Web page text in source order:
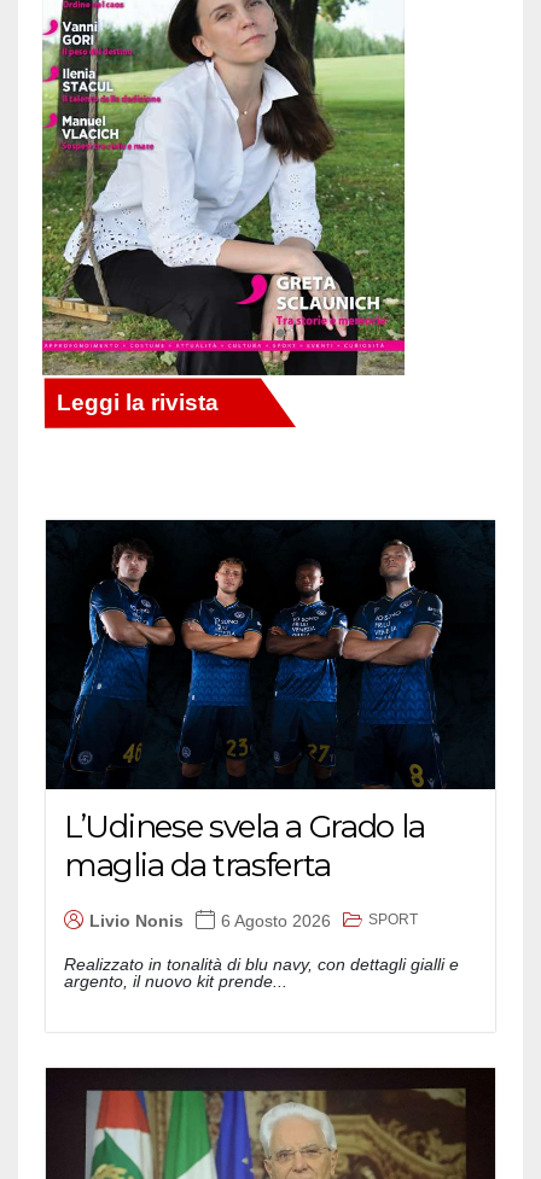
L’Udinese svela a Grado la
maglia da trasferta
Livio Nonis 6 Agosto 2026 SPORT
Realizzato in tonalità di blu navy, con dettagli gialli e
argento, il nuovo kit prende...